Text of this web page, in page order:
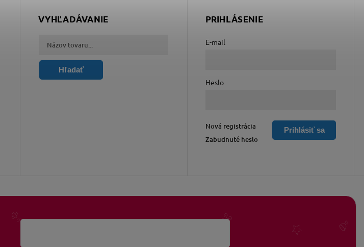
VYHĽADÁVANIE
Hľadať
PRIHLÁSENIE
E-mail
Heslo
Prihlásiť sa
Nová registrácia
Zabudnuté heslo